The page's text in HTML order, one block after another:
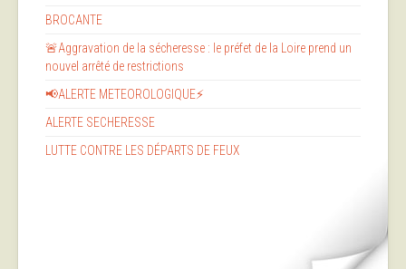
BROCANTE
🚨Aggravation de la sécheresse : le préfet de la Loire prend un
nouvel arrêté de restrictions
📢ALERTE METEOROLOGIQUE⚡
ALERTE SECHERESSE
LUTTE CONTRE LES DÉPARTS DE FEUX